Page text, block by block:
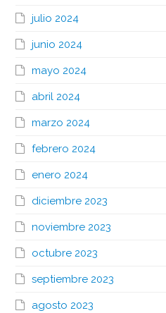
julio 2024
junio 2024
mayo 2024
abril 2024
marzo 2024
febrero 2024
enero 2024
diciembre 2023
noviembre 2023
octubre 2023
septiembre 2023
agosto 2023